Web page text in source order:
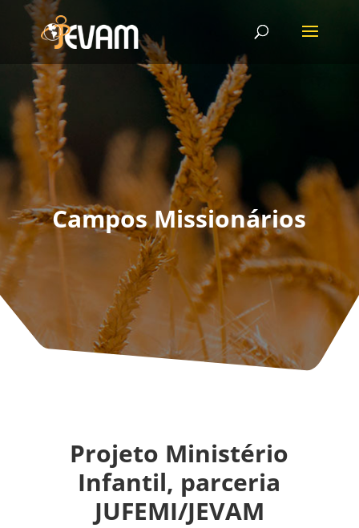
Campos Missionários
Projeto Ministério
Infantil, parceria
JUFEMI/JEVAM